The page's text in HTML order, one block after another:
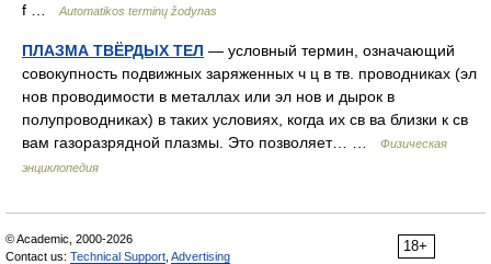
f …
Automatikos terminų žodynas
ПЛАЗМА ТВЁРДЫХ ТЕЛ — условный термин, означающий
совокупность подвижных заряженных ч ц в тв. проводниках (эл
нов проводимости в металлах или эл нов и дырок в
полупроводниках) в таких условиях, когда их св ва близки к св
вам газоразрядной плазмы. Это позволяет… …
Физическая
энциклопедия
18+
© Academic, 2000-2026
Contact us: Technical Support Advertising